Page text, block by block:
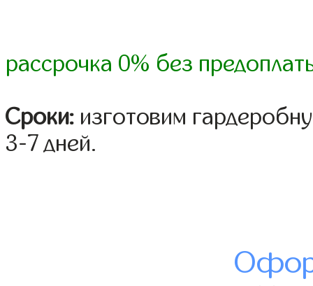
рассрочка 0% без
Сроки: изготовим
3-7 дней.